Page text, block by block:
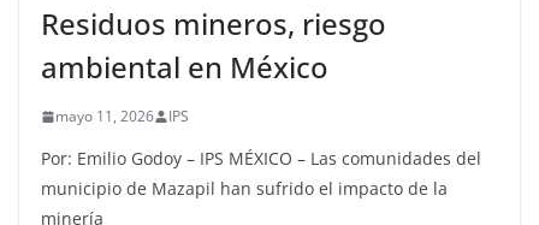
Residuos mineros, riesgo
ambiental en México
mayo 11, 2026 IPS
Por: Emilio Godoy – IPS MÉXICO – Las comunidades del
municipio de Mazapil han sufrido el impacto de la
minería